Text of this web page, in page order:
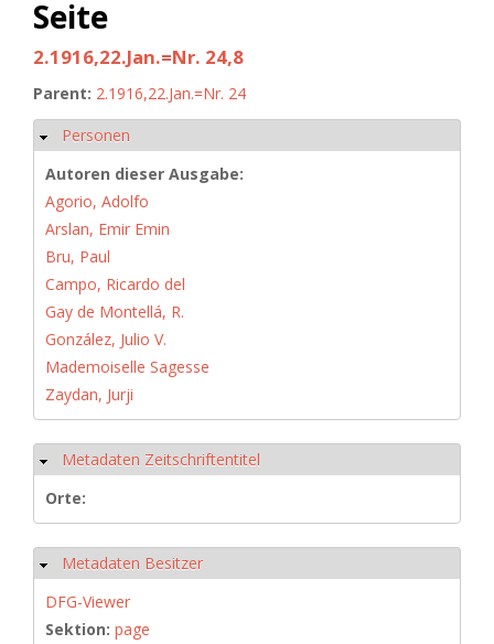
Seite
2.1916,22.Jan.=Nr. 24,8
Parent: 2.1916,22.Jan.=Nr. 24
Hide
Personen
Autoren dieser Ausgabe:
Agorio, Adolfo
Arslan, Emir Emin
Bru, Paul
Campo, Ricardo del
Gay de Montellá, R.
González, Julio V.
Mademoiselle Sagesse
Zaydan, Jurji
Hide
Metadaten Zeitschriftentitel
Orte:
Hide
Metadaten Besitzer
DFG-Viewer
Sektion: page